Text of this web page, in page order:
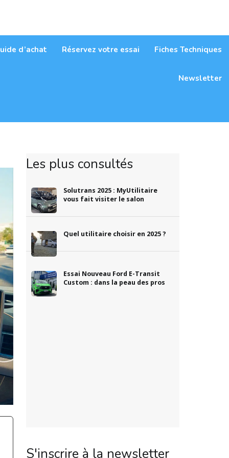
d’achat Réservez votre essai Fiches Techniques
Newsletter
Les plus consultés
Solutrans 2025 : MyUtilitaire
vous fait visiter le salon
Quel utilitaire choisir en 2025 ?
Essai Nouveau Ford E-Transit
Custom : dans la peau des pros
S'inscrire à la newsletter